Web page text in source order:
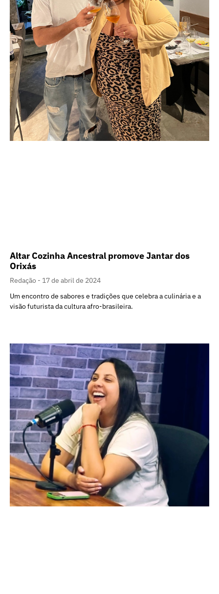
Altar Cozinha Ancestral promove Jantar dos
Orixás
Redação
17 de abril de 2024
Um encontro de sabores e tradições que celebra a culinária e a
visão futurista da cultura afro-brasileira.